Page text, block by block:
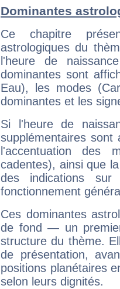
Dominantes
Ce chapitre
astrologiques du
l'heure de
dominantes sont
Eau), les modes
dominantes et les
Si l'heure de
supplémentaires sont
l'accentuation des
cadentes), ainsi que
des indications sur
fonctionnement
Ces dominantes
de fond — un
structure du thème.
de présentation,
positions planétaires
selon leurs dignités.